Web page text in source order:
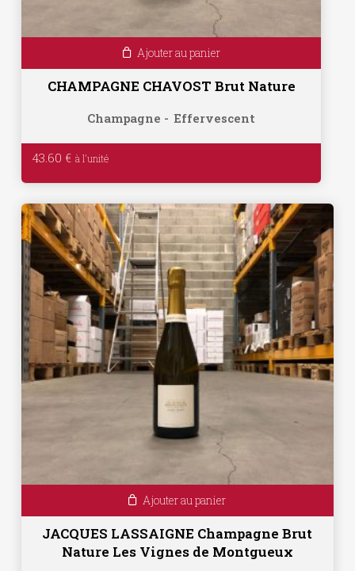
Ajouter au panier
CHAMPAGNE CHAVOST Brut Nature
Champagne Effervescent
43.60 €
Ajouter au panier
JACQUES LASSAIGNE Champagne Brut
Nature Les Vignes de Montgueux